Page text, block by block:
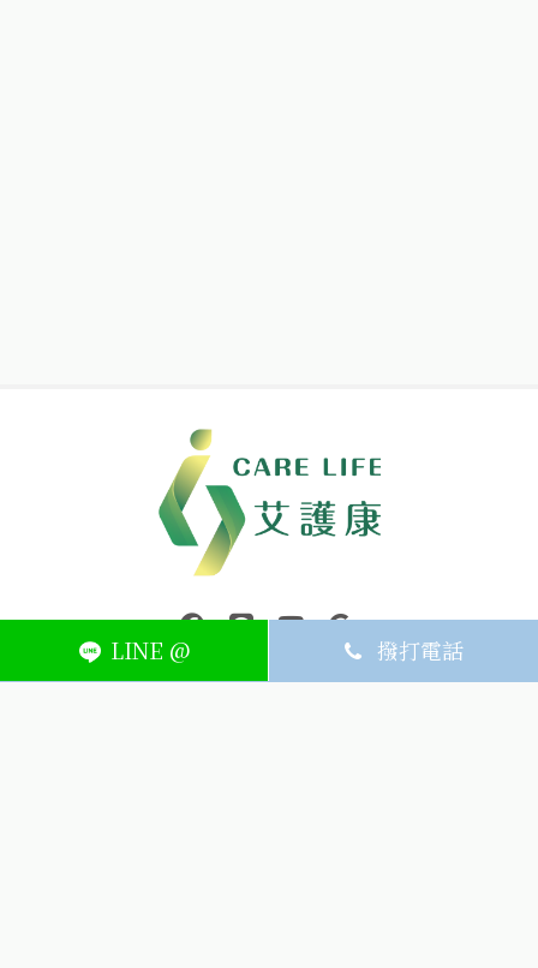
LINE @ 撥打電話
中壢醫療器材｜醫療器材補助｜出院醫療器材｜平鎮醫療器材｜艾
連結到facebook(另開視窗)
連結到Line(另開視窗)
連結到Youtube(另開視窗)
ABOUT